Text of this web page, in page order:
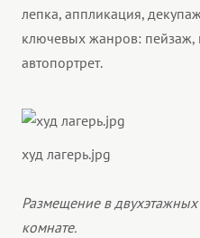
лепка, аппликация,
ключевых жанров: пейзаж,
автопортрет.
худ лагерь.jpg
Размещение в
комнате.